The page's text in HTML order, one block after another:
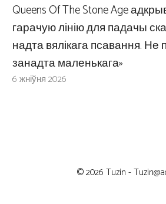
Queens Of The Stone Age
гарачую лінію для падачы
надта вялікага псавання. Не
занадта маленькага»
6 жніўня 2026
© 2026 Tuzin -